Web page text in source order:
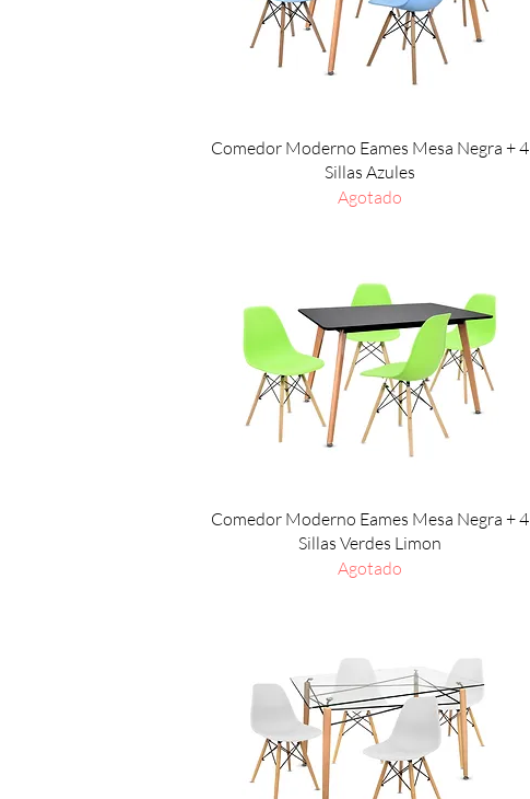
Vista rápida
Comedor Moderno Eames Mesa Negra + 4
Sillas Azules
Agotado
Vista rápida
Comedor Moderno Eames Mesa Negra + 4
Sillas Verdes Limon
Agotado